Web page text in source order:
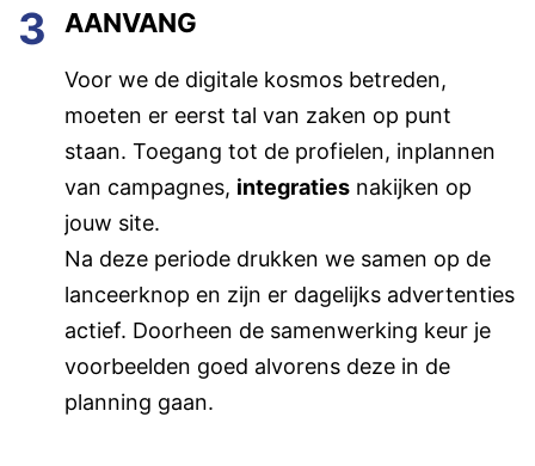
3 AANVANG
Voor we de digitale kosmos betreden,
moeten er eerst tal van zaken op punt
staan. Toegang tot de profielen, inplannen
van campagnes, integratiesnakijken op
jouw site.
Na deze periode drukken we samen op de
lanceerknop en zijn er dagelijks advertenties
actief. Doorheen de samenwerking keur je
voorbeelden goed alvorens deze in de
planning gaan.